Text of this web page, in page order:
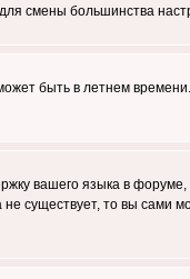
смены большинства
быть в летнем
вашего языка в
существует, то вы